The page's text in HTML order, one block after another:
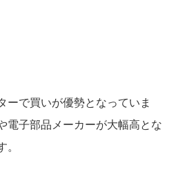
ーで買いが優勢となっていま
電子部品メーカーが大幅高とな
。